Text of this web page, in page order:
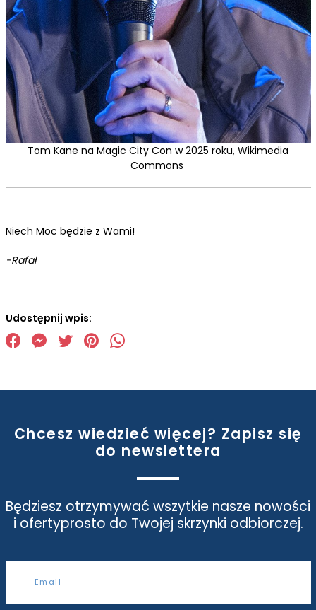
Udostępnij wpis:
Tom Kane na Magic City Con w 2025 roku, Wikimedia
Commons
Niech Moc będzie z Wami!
-Rafał
Chcesz wiedzieć więcej? Zapisz się
do newslettera
Będziesz otrzymywać wszytkie nasze nowości
i ofertyprosto do Twojej skrzynki odbiorczej.